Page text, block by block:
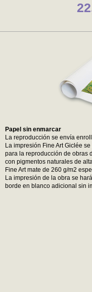
Papel sin enmarcar
La reproducción se envía
La impresión Fine Art Giclée
para la reproducción de obras
con pigmentos naturales de
Fine Art mate de 260 g/m2
La impresión de la obra se
borde en blanco adicional sin